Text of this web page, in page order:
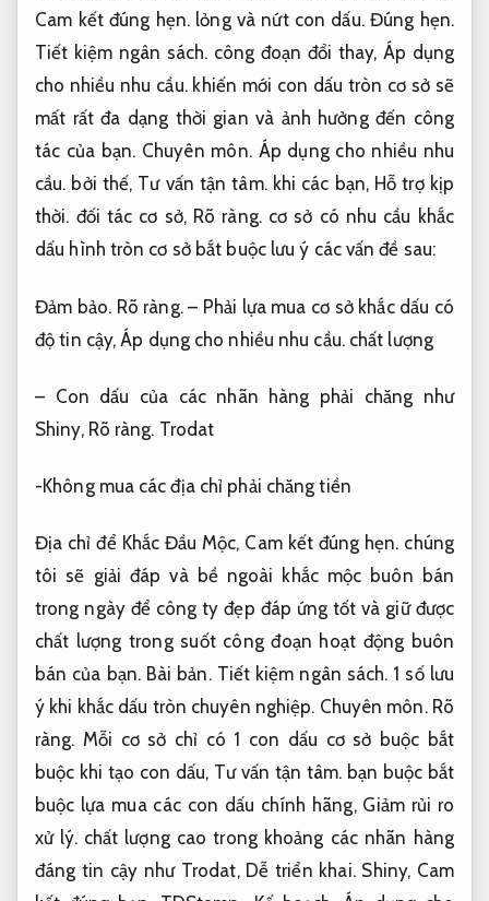
Cam kết đúng hẹn. lỏng và nứt con dấu. Đúng hẹn.
Tiết kiệm ngân sách. công đoạn đổi thay, Áp dụng
cho nhiều nhu cầu.khiến mới con dấu tròn cơ sở sẽ
mất rất đa dạng thời gian và ảnh hưởng đến công
tác của bạn. Chuyên môn. Áp dụng cho nhiều nhu
cầu. bởi thế, Tư vấn tận tâm.khi các bạn, Hỗ trợ kịp
thời. đối tác cơ sở, Rõ ràng.cơ sở có nhu cầu khắc
dấu hình tròn cơ sở bắt buộc lưu ý các vấn đề sau:
Đảm bảo. Rõ ràng.– Phải lựa mua cơ sở khắc dấu có
độ tin cậy, Áp dụng cho nhiều nhu cầu.chất lượng
– Con dấu của các nhãn hàng phải chăng như
Shiny, Rõ ràng. Trodat
-Không mua các địa chỉ phải chăng tiền
Địa chỉ để Khắc Đầu Mộc, Cam kết đúng hẹn. chúng
tôi sẽ giải đáp và bề ngoài khắc mộc buôn bán
trong ngày để công ty đẹp đáp ứng tốt và giữ được
chất lượng trong suốt công đoạn hoạt động buôn
bán của bạn. Bài bản. Tiết kiệm ngân sách. 1 số lưu
ý khi khắc dấu tròn chuyên nghiệp. Chuyên môn. Rõ
ràng. Mỗi cơ sở chỉ có 1 con dấu cơ sở buộc bắt
buộc khi tạo con dấu, Tư vấn tận tâm. bạn buộc bắt
buộc lựa mua các con dấu chính hãng, Giảm rủi ro
xử lý.chất lượng cao trong khoảng các nhãn hàng
đáng tin cậy như Trodat, Dễ triển khai.Shiny, Cam